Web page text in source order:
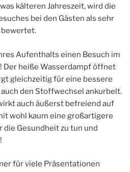
kälteren Jahreszeit, wird die
bei den Gästen als sehr
bewertet.
Aufenthalts einen Besuch im
Der heiße Wasserdampf öffnet
gleichzeitig für eine bessere
den Stoffwechsel ankurbelt.
auch äußerst befreiend auf
wohl kaum eine großartigere
Gesundheit zu tun und
für viele Präsentationen